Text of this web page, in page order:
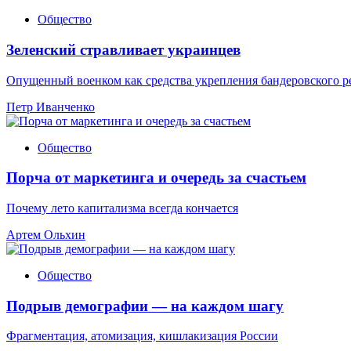
Общество
Зеленский стравливает украинцев
Опущенный военком как средства укрепления бандеровского
Петр Иванченко
Общество
Порча от маркетинга и очередь за счастьем
Почему лето капитализма всегда кончается
Артем Ольхин
Общество
Подрыв демографии — на каждом шагу
Фрагментация, атомизация, кишлакизация России